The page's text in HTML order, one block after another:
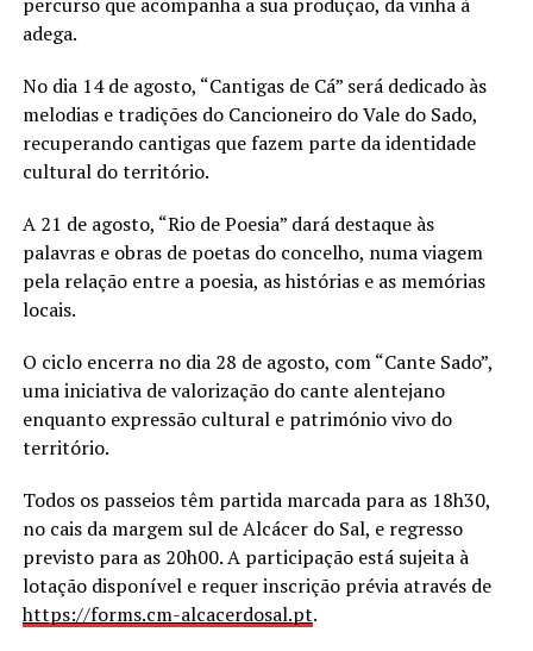
adega.
No dia 14 de agosto, “Cantigas de Cá” será dedicado às
melodias e tradições do Cancioneiro do Vale do Sado,
recuperando cantigas que fazem parte da identidade
cultural do território.
A 21 de agosto, “Rio de Poesia” dará destaque às
palavras e obras de poetas do concelho, numa viagem
pela relação entre a poesia, as histórias e as memórias
locais.
O ciclo encerra no dia 28 de agosto, com “Cante Sado”,
uma iniciativa de valorização do cante alentejano
enquanto expressão cultural e património vivo do
território.
Todos os passeios têm partida marcada para as 18h30,
no cais da margem sul de Alcácer do Sal, e regresso
previsto para as 20h00. A participação está sujeita à
lotação disponível e requer inscrição prévia através de
https://forms.cm-alcacerdosal.pt.